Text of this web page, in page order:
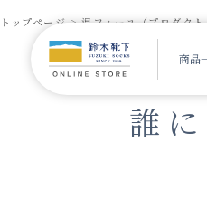
商品
トップページ 温フィーユ（プロダク
誰